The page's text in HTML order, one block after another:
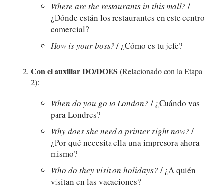
Where are the restaurants in this mall? /
¿Dónde están los restaurantes en este centro
comercial?
How is your boss?/ ¿Cómo es tu jefe?
Con el auxiliar DO/DOES(Relacionado con la Etapa
2):
When do you go to London? / ¿Cuándo vas
para Londres?
Why does she need a printer right now?/
¿Por qué necesita ella una impresora ahora
mismo?
Who do they visit on holidays? / ¿A quién
visitan en las vacaciones?